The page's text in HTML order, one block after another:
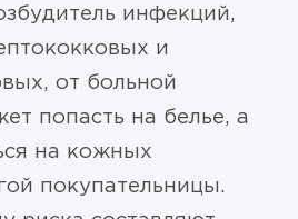
инфекций,
и
от больной
попасть на белье, а
на кожных
покупательницы.